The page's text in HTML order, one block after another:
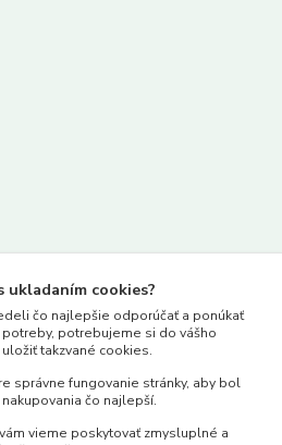
ukladaním cookies?
čo najlepšie odporúčať a ponúkať
potrebujeme si do vášho
takzvané cookies.
správne fungovanie stránky, aby bol
nakupovania čo najlepší.
vieme poskytovať zmysluplné a